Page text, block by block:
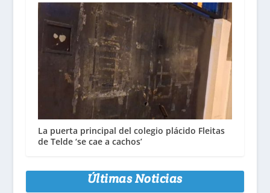
La puerta principal del colegio plácido Fleitas
de Telde ‘se cae a cachos’
Últimas Noticias